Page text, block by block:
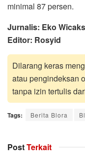
minimal 87 persen.
Jurnalis: Eko
Editor: Rosyid
Dilarang keras
atau pengindeksan
tanpa izin tertulis
Tags: Berita Blora
PostTerkait